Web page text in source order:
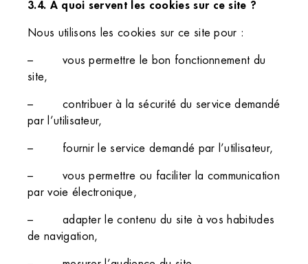
3.4. A quoi servent les cookies sur ce site ?
Nous utilisons les cookies sur ce site pour :
– vous permettre le bon fonctionnement du
site,
– contribuer à la sécurité du service demandé
par l’utilisateur,
– fournir le service demandé par l’utilisateur,
– vous permettre ou faciliter la communication
par voie électronique,
– adapter le contenu du site à vos habitudes
de navigation,